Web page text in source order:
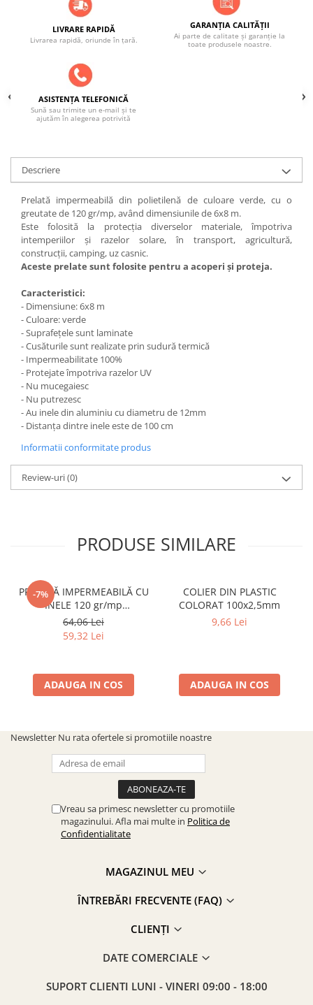
LIVRARE RAPIDĂ
Livrarea rapidă, oriunde în țară.
GARANȚIA CALITĂȚII
Ai parte de calitate și garanție la
toate produsele noastre.
ASISTENȚA TELEFONICĂ
Sună sau trimite un e-mail și te
ajutăm în alegerea potrivită
Descriere
Prelată impermeabilă din polietilenă de culoare verde, cu o
greutate de 120 gr/mp, având dimensiunile de 6x8 m.
Este folosită la protecția diverselor materiale, împotriva
intemperiilor și razelor solare, în transport, agricultură,
construcții, camping, uz casnic.
Aceste prelate sunt folosite pentru a acoperi și proteja.
Caracteristici:
- Dimensiune: 6x8 m
- Culoare: verde
- Suprafețele sunt laminate
- Cusăturile sunt realizate prin sudură termică
- Impermeabilitate 100%
- Protejate împotriva razelor UV
- Nu mucegaiesc
- Nu putrezesc
- Au inele din aluminiu cu diametru de 12mm
- Distanța dintre inele este de 100 cm
Informatii conformitate produs
Review-uri(0)
PRODUSE SIMILARE
-7%
PRELATĂ IMPERMEABILĂ CU
INELE 120 gr/mp
DIMENSIUNE 3x4 m, VERDE
64,06 Lei
59,32 Lei
ADAUGA IN COS
COLIER DIN PLASTIC
COLORAT 100x2,5mm
9,66 Lei
ADAUGA IN COS
Newsletter Nu rata ofertele si promotiile noastre
Vreau sa primesc newsletter cu promotiile
magazinului. Afla mai multe in Politica de
Confidentialitate
MAGAZINUL MEU
ÎNTREBĂRI FRECVENTE (FAQ)
CLIENȚI
DATE COMERCIALE
SUPORT CLIENTI LUNI - VINERI 09:00 - 18:00